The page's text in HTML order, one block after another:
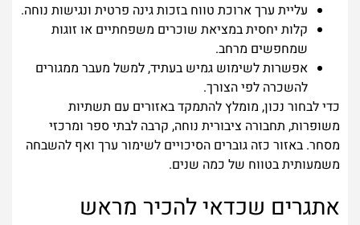
עליית ערך ארוכת טווח בזכות גינה פרטית ונגישות נוחה.
קלות יחסית במציאת שוכרים משפחתיים או זוגות
שמחפשים מרחב.
אפשרות לשימוש גמיש בעתיד, למשל מעבר ממגורים
להשכרה לפי הצורך.
כדי לבחור נכון, מומלץ להתמקד באזורים עם תשתיות
משופרות, תחבורה ציבורית נוחה, קרבה לבתי ספר ומרכזי
מסחר. באזור כזה גוברים הסיכויים לשימור ערך ואף להשבחה
משמעותית בטווח של כמה שנים.
אתגרים שכדאי להכיר מראש